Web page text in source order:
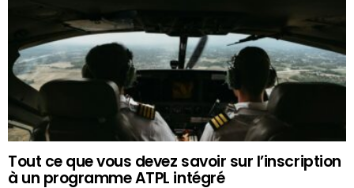
Tout ce que vous devez savoir sur l’inscription
à un programme ATPL intégré